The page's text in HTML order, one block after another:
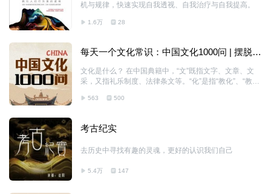
机与规律，快速实现自我透视、自我治疗与自我提高。
1.6万 28
每天一个文化常识：中国文化1000问 | 摆脱思
文化是什么？ 在中国典籍中，“文”既指文字、文章、文
采，又指礼乐制度、法律条文等。“化”是指“教化”、“教
姓。在西方，“文化”一词源于拉丁文cultura，原义是指农
563 500
考古纪实
去历史中寻找有趣的灵魂，更好的认识我们自己
5.4万 147